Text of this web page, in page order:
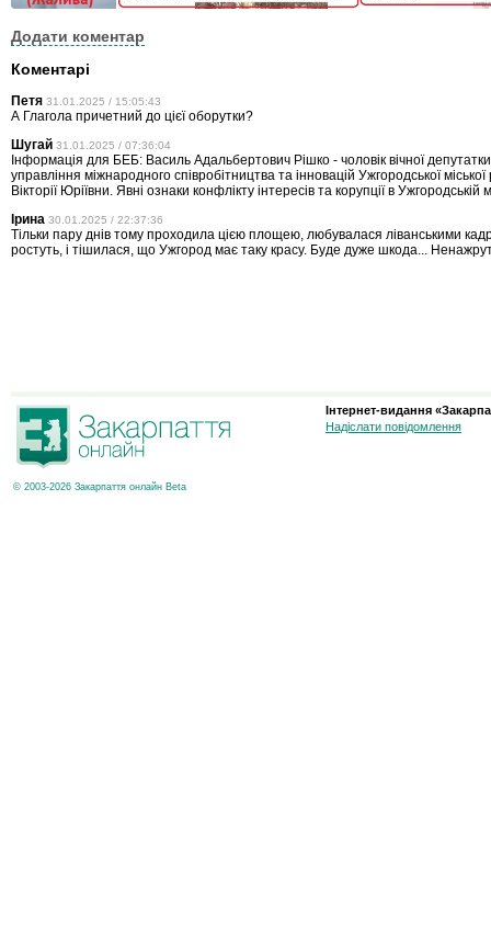
Додати коментар
Коментарі
Петя 31.01.2025 / 15:05:43
А Глагола причетний до цієї оборутки?
Шугай 31.01.2025 / 07:36:04
Інформація для БЕБ: Василь Адальбертович Рішко - чоловік вічної
управління міжнародного співробітництва та інновацій Ужгородської
Вікторії Юріївни. Явні ознаки конфлікту інтересів та корупції в Ужгородській
Ірина 30.01.2025 / 22:37:36
Тільки пару днів тому проходила цією площею, любувалася ліванськими
ростуть, і тішилася, що Ужгород має таку красу. Буде дуже шкода...
© 2003-2026 Закарпаття онлайн Beta
Інтернет-видання
Надіслати повідомлення